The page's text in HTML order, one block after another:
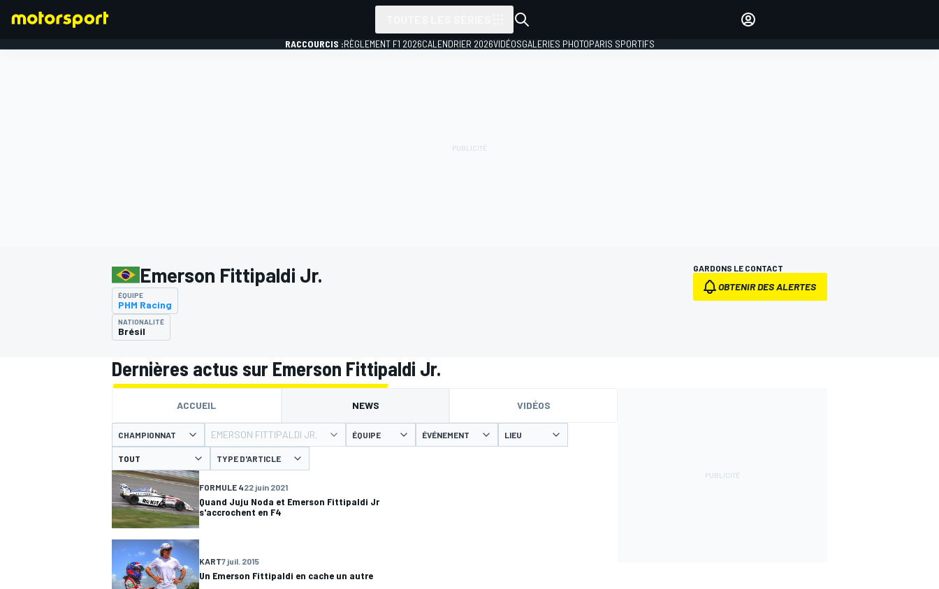
MOTOGP
RACCOURCIS :RÈGLEMENT F1 2026CALENDRIER 2026VIDÉOSGALERIES PHOTOPARIS SPORTIFS
Emerson Fittipaldi Jr.
ÉQUIPE
PHM Racing
NATIONALITÉ
Brésil
GARDONS LE CONTACT
OBTENIR DES ALERTES
Dernières actus sur Emerson Fittipaldi Jr.
ACCUEIL NEWS VIDÉOS
CHAMPIONNAT EMERSON FITTIPALDI JR. ÉQUIPE ÉVÉNEMENT LIEU
TYPE D'ARTICLE
FORMULE 422 juin 2021
Quand Juju Noda et Emerson Fittipaldi Jr
s'accrochent en F4
KART7 juil. 2015
Un Emerson Fittipaldi en cache un autre